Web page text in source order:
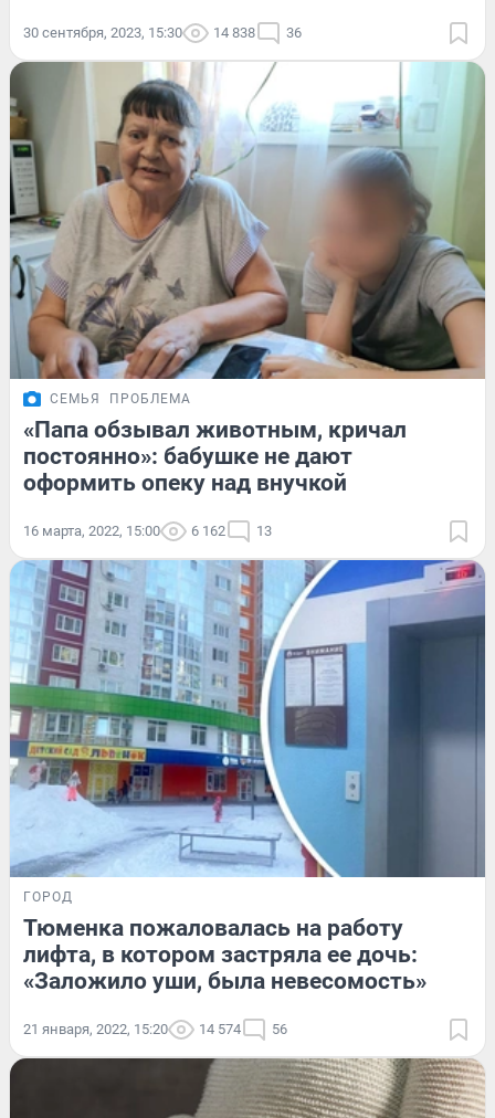
30 сентября, 2023, 15:30 14 838 36
СЕМЬЯ ПРОБЛЕМА
«Папа обзывал животным, кричал
постоянно»: бабушке не дают
оформить опеку над внучкой
16 марта, 2022, 15:00 6 162 13
ГОРОД
Тюменка пожаловалась на работу
лифта, в котором застряла ее дочь:
«Заложило уши, была невесомость»
21 января, 2022, 15:20 14 574 56